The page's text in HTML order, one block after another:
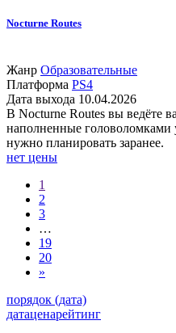
Nocturne Routes
Жанр Образовательные
Платформа PS4
Дата выхода 10.04.2026
В Nocturne Routes вы ведёте
наполненные головоломками
нужно планировать заранее.
нет цены
1
2
3
…
19
20
»
порядок (дата)
датаценарейтинг